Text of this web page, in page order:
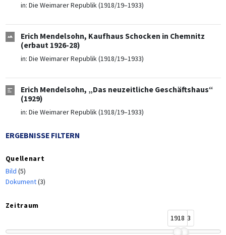
in: Die Weimarer Republik (1918/19–1933)
Erich Mendelsohn, Kaufhaus Schocken in Chemnitz
(erbaut 1926-28)
in: Die Weimarer Republik (1918/19–1933)
Erich Mendelsohn, „Das neuzeitliche Geschäftshaus“
(1929)
in: Die Weimarer Republik (1918/19–1933)
ERGEBNISSE FILTERN
Quellenart
Bild (5)
Dokument(3)
Zeitraum
19181933